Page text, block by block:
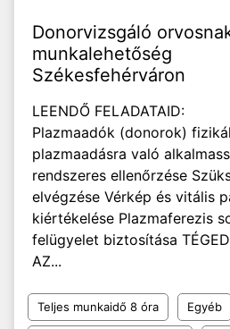
Donorvizsgáló
munkalehetőség
Székesfehérváron
LEENDŐ FELADATAID:
Plazmaadók (donorok)
plazmaadásra való
rendszeres ellenőrzése
elvégzése Vérkép és vitális
kiértékelése Plazmaferezis
felügyelet biztosítása TÉGED
AZ...
Teljes munkaidő 8 óra Egyéb